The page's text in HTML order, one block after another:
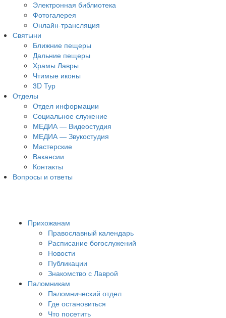
Электронная библиотека
Фотогалерея
Онлайн-трансляция
Святыни
Ближние пещеры
Дальние пещеры
Храмы Лавры
Чтимые иконы
3D Тур
Отделы
Отдел информации
Социальное служение
МЕДИА — Видеостудия
МЕДИА — Звукостудия
Мастерские
Вакансии
Контакты
Вопросы и ответы
Прихожанам
Православный календарь
Расписание богослужений
Новости
Публикации
Знакомство с Лаврой
Паломникам
Паломнический отдел
Где остановиться
Что посетить